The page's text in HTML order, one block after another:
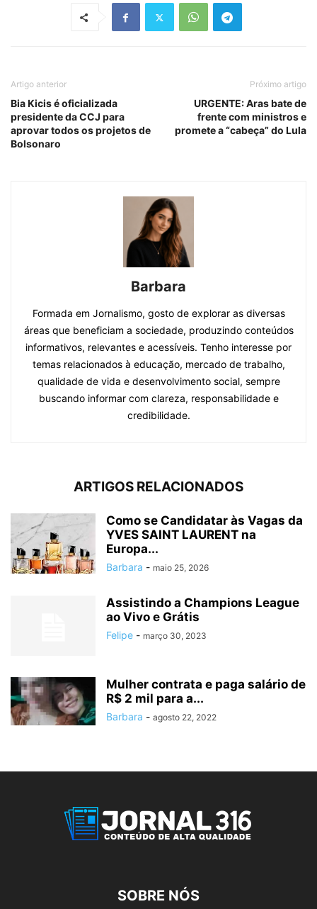
Artigo anterior
Bia Kicis é oficializada
presidente da CCJ para
aprovar todos os projetos de
Bolsonaro
Próximo artigo
URGENTE: Aras bate de
frente com ministros e
promete a “cabeça” do Lula
Barbara
Formada em Jornalismo, gosto de explorar as diversas
áreas que beneficiam a sociedade, produzindo conteúdos
informativos, relevantes e acessíveis. Tenho interesse por
temas relacionados à educação, mercado de trabalho,
qualidade de vida e desenvolvimento social, sempre
buscando informar com clareza, responsabilidade e
credibilidade.
ARTIGOS RELACIONADOS
Como se Candidatar às Vagas da
YVES SAINT LAURENT na
Europa...
Barbara - maio 25, 2026
Assistindo a Champions League
ao Vivo e Grátis
Felipe - março 30, 2023
Mulher contrata e paga salário de
R$ 2 mil para a...
Barbara - agosto 22, 2022
SOBRE NÓS